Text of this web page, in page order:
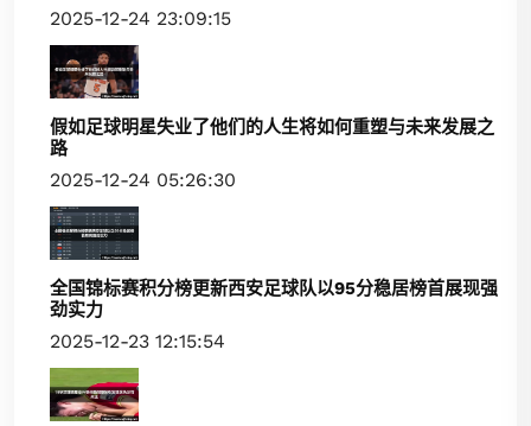
2025-12-24 23:09:15
假如足球明星失业了他们的人生将如何重塑与未来发展之
路
2025-12-24 05:26:30
全国锦标赛积分榜更新西安足球队以95分稳居榜首展现强
劲实力
2025-12-23 12:15:54